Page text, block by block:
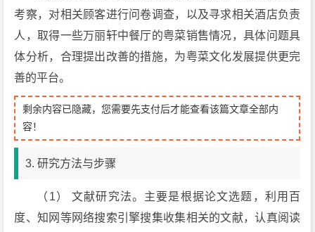
考察，对相关顾客进行问卷调查，以及寻求相关酒店负责
人，取得一些万丽轩中餐厅的粤菜销售情况，具体问题具
体分析，合理提出改善的措施，为粤菜文化发展提供更完
善的平台。
剩余内容已隐藏，您需要先支付后才能查看该篇文章全部内
容！
3. 研究方法与步骤
（1） 文献研究法。主要是根据论文选题，利用百
度、知网等网络搜索引擎搜集收集相关的文献，认真阅读